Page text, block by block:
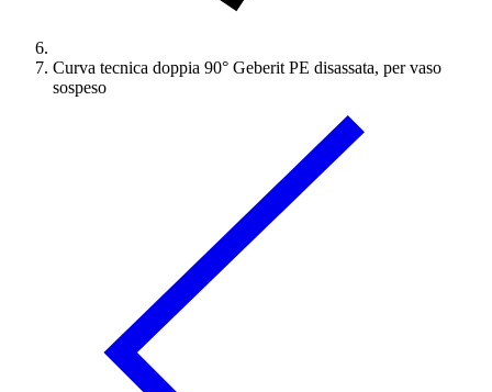
Curva tecnica doppia 90° Geberit PE disassata, per vaso
sospeso